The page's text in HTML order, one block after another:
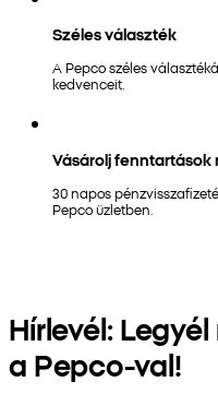
Széles választék
A Pepco széles
kedvenceit.
Vásárolj fenntartások
30 napos
Pepco üzletben.
Hírlevél:
a Pepco-val!